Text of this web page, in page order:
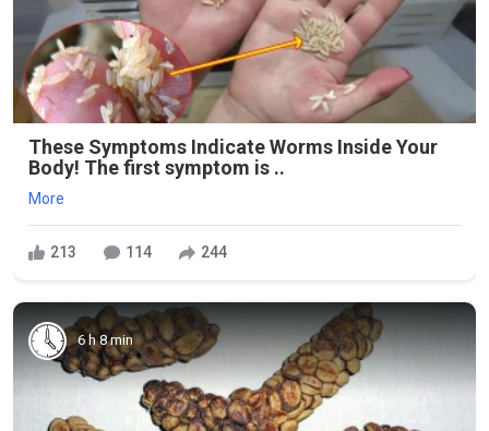
These Symptoms Indicate Worms Inside Your
Body! The first symptom is ..
More
213 114 244
6 h 8 min